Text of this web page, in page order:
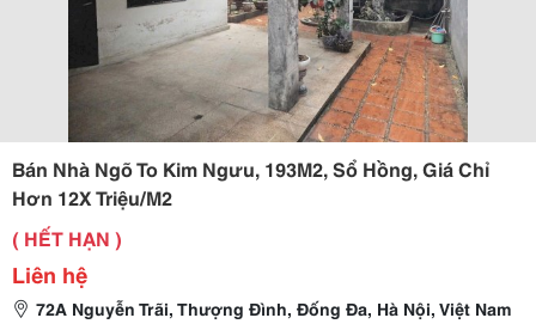
Bán Nhà Ngõ To Kim Ngưu, 193M2, Sổ Hồng, Giá Chỉ
Hơn 12X Triệu/M2
( HẾT HẠN )
Liên hệ
72A Nguyễn Trãi, Thượng Đình, Đống Đa, Hà Nội, Việt Nam